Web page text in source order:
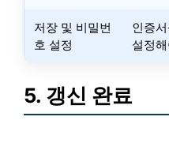
저장 및 비밀번
호 설정
인증
설정
5. 갱신 완료